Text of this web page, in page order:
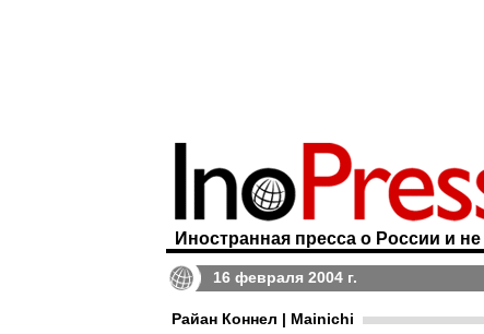
Иностранная пресса о России и
16 февраля 2004 г.
Райан Коннел | Mainichi